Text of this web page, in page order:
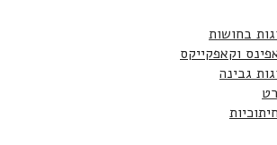
בחושות
וקאפקייקס
גבינה